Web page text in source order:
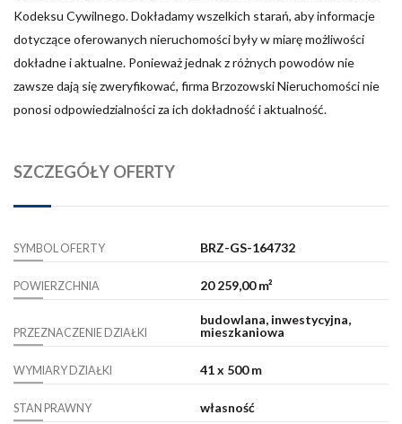
Kodeksu Cywilnego. Dokładamy wszelkich starań, aby informacje
dotyczące oferowanych nieruchomości były w miarę możliwości
dokładne i aktualne. Ponieważ jednak z różnych powodów nie
zawsze dają się zweryfikować, firma Brzozowski Nieruchomości nie
ponosi odpowiedzialności za ich dokładność i aktualność.
SZCZEGÓŁY OFERTY
SYMBOL OFERTY BRZ-GS-164732
POWIERZCHNIA 20 259,00 m²
PRZEZNACZENIE DZIAŁKI
budowlana, inwestycyjna,
mieszkaniowa
WYMIARY DZIAŁKI 41 x 500 m
STAN PRAWNY własność